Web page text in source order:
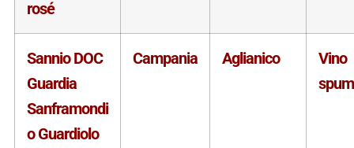
rosé
Sannio DOC
Guardia
Sanframondi
o Guardiolo
Campania Aglianico
Vino